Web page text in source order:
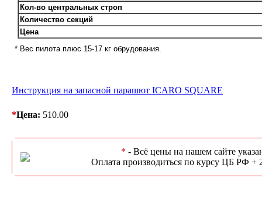
Кол-во центральных строп
Количество секций
Цена
* Вес пилота плюс 15-17 кг обрудования.
Инструкция на запасной парашют ICARO SQUARE
*Цена: 510.00
* - Всё цены на нашем сайте
Оплата производиться по курсу ЦБ РФ +